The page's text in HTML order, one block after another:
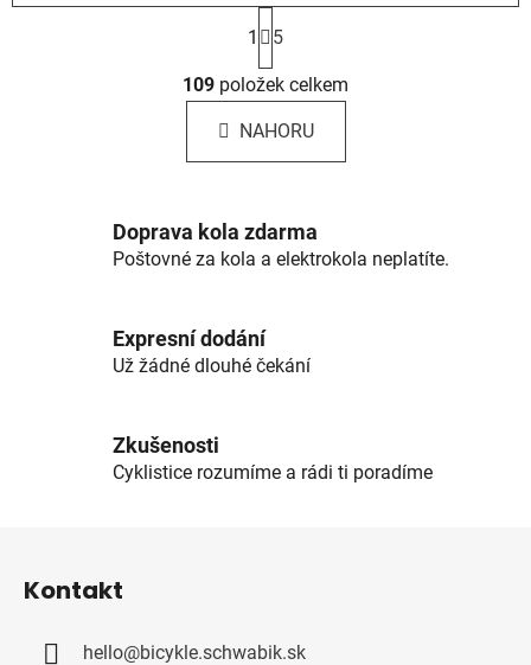
O
v
l
á
d
c
í
p
v
k
y
i
S
t
r
á
n
k
n
í
1 5
109 položek celkem
NAHORU
Doprava kola zdarma
Poštovné za kola a elektrokola neplatíte.
Expresní dodání
Už žádné dlouhé čekání
Zkušenosti
Cyklistice rozumíme a rádi ti poradíme
Kontakt
hello@bicykle.schwabik.sk